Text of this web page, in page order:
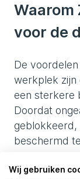
Waarom
voor de
De
werkplek zijn
een sterkere
Doordat
geblokkeerd,
beschermd
grote
Wij gebruiken